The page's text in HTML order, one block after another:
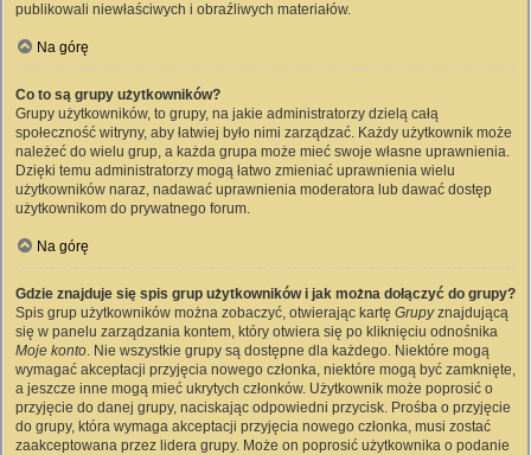
publikowali niewłaściwych i obraźliwych materiałów.
Na górę
Co to są grupy użytkowników?
Grupy użytkowników, to grupy, na jakie administratorzy dzielą całą
społeczność witryny, aby łatwiej było nimi zarządzać. Każdy użytkownik może
należeć do wielu grup, a każda grupa może mieć swoje własne uprawnienia.
Dzięki temu administratorzy mogą łatwo zmieniać uprawnienia wielu
użytkowników naraz, nadawać uprawnienia moderatora lub dawać dostęp
użytkownikom do prywatnego forum.
Na górę
Gdzie znajduje się spis grup użytkowników i jak można dołączyć do grupy?
Spis grup użytkowników można zobaczyć, otwierając kartę Grupyznajdującą
się w panelu zarządzania kontem, który otwiera się po kliknięciu odnośnika
Moje konto. Nie wszystkie grupy są dostępne dla każdego. Niektóre mogą
wymagać akceptacji przyjęcia nowego członka, niektóre mogą być zamknięte,
a jeszcze inne mogą mieć ukrytych członków. Użytkownik może poprosić o
przyjęcie do danej grupy, naciskając odpowiedni przycisk. Prośba o przyjęcie
do grupy, która wymaga akceptacji przyjęcia nowego członka, musi zostać
zaakceptowana przez lidera grupy. Może on poprosić użytkownika o podanie